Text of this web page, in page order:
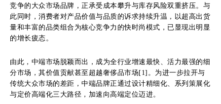
竞争的大众市场品牌，正承受成本攀升与库存风险双重挤压。与
此同时，消费者对产品价值与品质的诉求持续升温，以超高出货
量和丰富的品类组合为核心竞争力的快时尚模式，已显现出明显
的增长疲态。
由此，中端市场脱颖而出，成为全行业增速最快、活力最强的细
分市场，其价值贡献甚至超越奢侈品市场[1]。为进一步拉开与
传统大众市场的差距，中端品牌正通过设计精细化、系列策展化
与定价高端化三大路径，加速向高端定位迈进。